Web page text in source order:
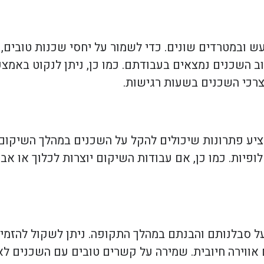
ובמטרדים שונים. כדי לשמור על יחסי שכנות
השכנים נמצאים בעבודתם. כמו כן, ניתן לנקוט
השכנים בשעות רגישות.
פתרונות שיכולים להקל על השכנים במהלך
כמו כן, אם עבודות השיקום יוצרות לכלוך או
סבלנותם והבנתם במהלך התקופה. ניתן לשקול
חיובית. שמירה על קשרים טובים עם השכנים